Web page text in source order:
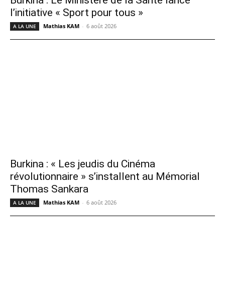
l’initiative « Sport pour tous »
A LA UNE Mathias KAM - 6 août 2026
Burkina : « Les jeudis du Cinéma
révolutionnaire » s’installent au Mémorial
Thomas Sankara
A LA UNE Mathias KAM - 6 août 2026